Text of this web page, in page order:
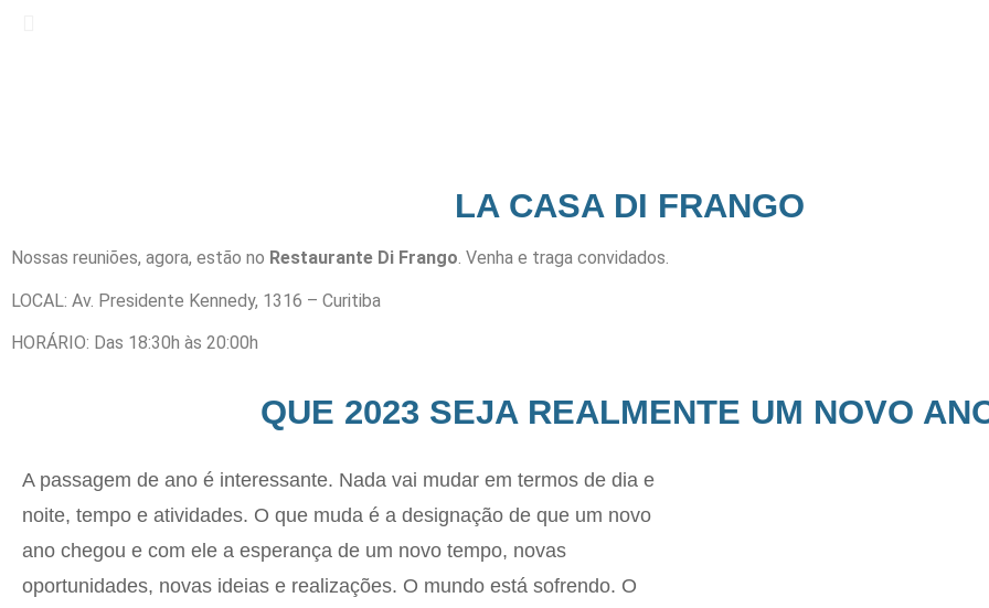
LA CASA DI FRANGO
Nossas reuniões, agora, estão no Restaurante Di Frango. Venha e traga convidados.
LOCAL: Av. Presidente Kennedy, 1316 – Curitiba
HORÁRIO: Das 18:30h às 20:00h
QUE 2023 SEJA REALMENTE UM NOVO
A passagem de ano é interessante. Nada vai mudar em termos de dia e
noite, tempo e atividades. O que muda é a designação de que um novo
ano chegou e com ele a esperança de um novo tempo, novas
oportunidades, novas ideias e realizações. O mundo está sofrendo. O